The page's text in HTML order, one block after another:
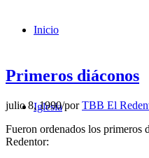
Inicio
Iglesia
Primeros diáconos
julio 8, 1990/porTBB El
Fueron ordenados los primeros
Redentor: